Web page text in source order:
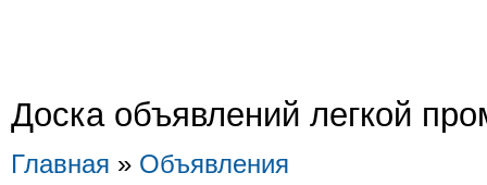
Доска объявлений легкой
Главная » Объявления